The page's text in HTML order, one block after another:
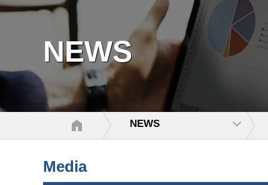
NEWS
NEWS
Media